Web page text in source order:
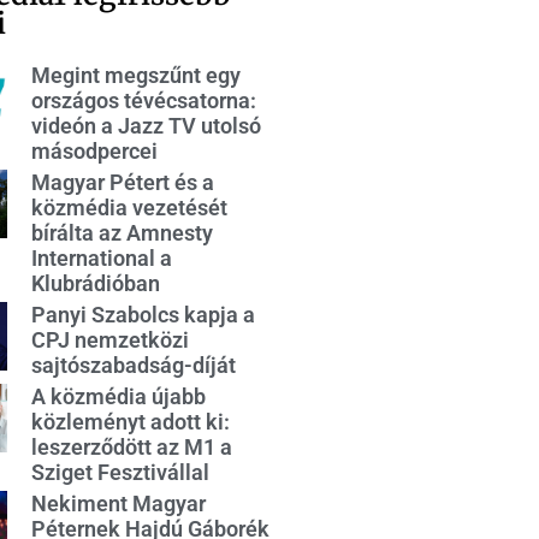
Megint megszűnt egy
országos tévécsatorna:
videón a Jazz TV utolsó
másodpercei
Magyar Pétert és a
közmédia vezetését
bírálta az Amnesty
International a
Klubrádióban
Panyi Szabolcs kapja a
CPJ nemzetközi
sajtószabadság-díját
A közmédia újabb
közleményt adott ki:
leszerződött az M1 a
Sziget Fesztivállal
Nekiment Magyar
Péternek Hajdú Gáborék